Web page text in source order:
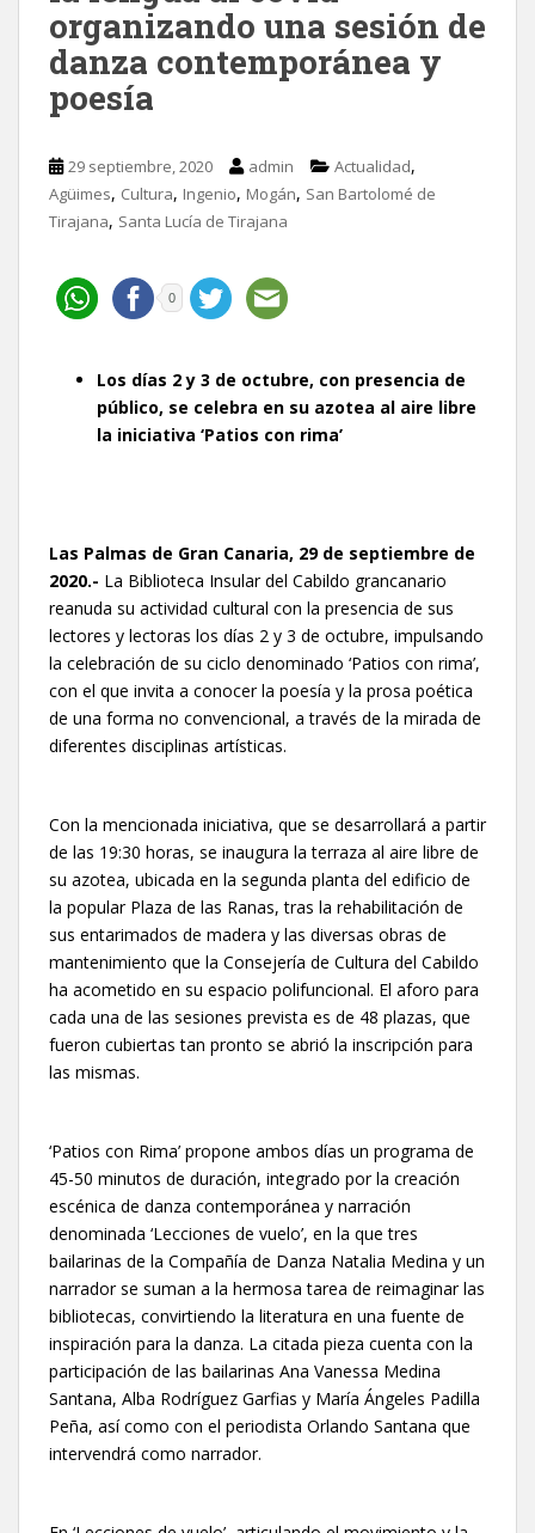
organizando una sesión de
danza contemporánea y
poesía
29 septiembre, 2020 admin Actualidad,
Agüimes, Cultura, Ingenio, Mogán, San Bartolomé de
Tirajana, Santa Lucía de Tirajana
0
Los días 2 y 3 de octubre, con presencia de
público, se celebra en su azotea al aire libre
la iniciativa ‘Patios con rima’
Las Palmas de Gran Canaria, 29 de septiembre de
2020.- La Biblioteca Insular del Cabildo grancanario
reanuda su actividad cultural con la presencia de sus
lectores y lectoras los días 2 y 3 de octubre, impulsando
la celebración de su ciclo denominado ‘Patios con rima’,
con el que invita a conocer la poesía y la prosa poética
de una forma no convencional, a través de la mirada de
diferentes disciplinas artísticas.
Con la mencionada iniciativa, que se desarrollará a partir
de las 19:30 horas, se inaugura la terraza al aire libre de
su azotea, ubicada en la segunda planta del edificio de
la popular Plaza de las Ranas, tras la rehabilitación de
sus entarimados de madera y las diversas obras de
mantenimiento que la Consejería de Cultura del Cabildo
ha acometido en su espacio polifuncional. El aforo para
cada una de las sesiones prevista es de 48 plazas, que
fueron cubiertas tan pronto se abrió la inscripción para
las mismas.
‘Patios con Rima’ propone ambos días un programa de
45-50 minutos de duración, integrado por la creación
escénica de danza contemporánea y narración
denominada ‘Lecciones de vuelo’, en la que tres
bailarinas de la Compañía de Danza Natalia Medina y un
narrador se suman a la hermosa tarea de reimaginar las
bibliotecas, convirtiendo la literatura en una fuente de
inspiración para la danza. La citada pieza cuenta con la
participación de las bailarinas Ana Vanessa Medina
Santana, Alba Rodríguez Garfias y María Ángeles Padilla
Peña, así como con el periodista Orlando Santana que
intervendrá como narrador.